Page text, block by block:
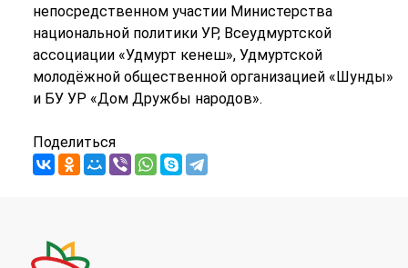
непосредственном участии Министерства
национальной политики УР, Всеудмуртской
ассоциации «Удмурт кенеш», Удмуртской
молодёжной общественной организацией «Шунды»
и БУ УР «Дом Дружбы народов».
Поделиться